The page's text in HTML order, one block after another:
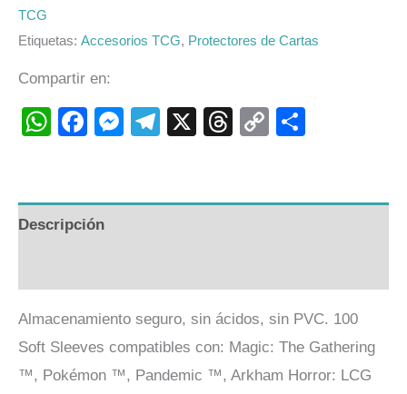
TCG
Etiquetas: Accesorios TCG, Protectores de Cartas
Compartir en:
WhatsApp
Facebook
Messenger
Telegram
X Threads
Copy
Descripción
Almacenamiento seguro, sin ácidos, sin PVC. 100
Soft Sleeves compatibles con: Magic: The Gathering
™, Pokémon ™, Pandemic ™, Arkham Horror: LCG